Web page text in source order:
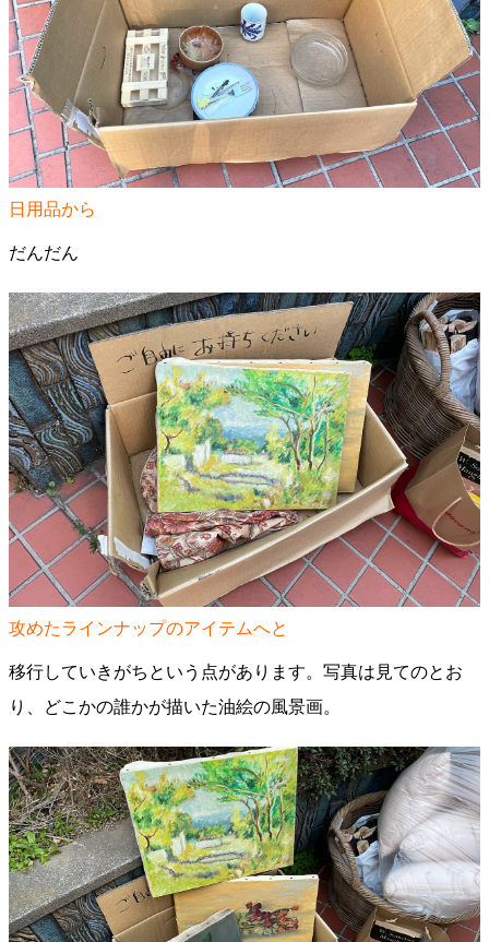
日用品から
だんだん
攻めたラインナップのアイテムへと
移行していきがちという点があります。写真は見てのとお
り、どこかの誰かが描いた油絵の風景画。